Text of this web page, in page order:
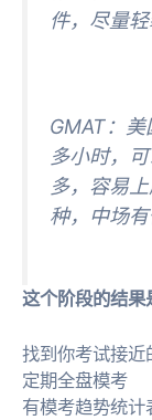
件，尽量轻
GMAT：
多小时，
多，容易
种，中场
这个阶段的结果
找到你考试接近
定期全盘模考
有模考趋势统计